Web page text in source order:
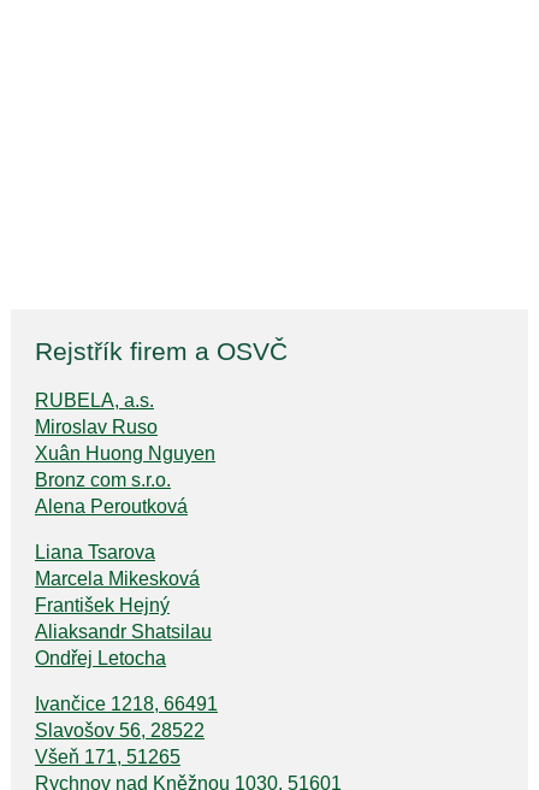
Rejstřík firem a OSVČ
RUBELA, a.s.
Miroslav Ruso
Xuân Huong Nguyen
Bronz com s.r.o.
Alena Peroutková
Liana Tsarova
Marcela Mikesková
František Hejný
Aliaksandr Shatsilau
Ondřej Letocha
Ivančice 1218, 66491
Slavošov 56, 28522
Všeň 171, 51265
Rychnov nad Kněžnou 1030, 51601